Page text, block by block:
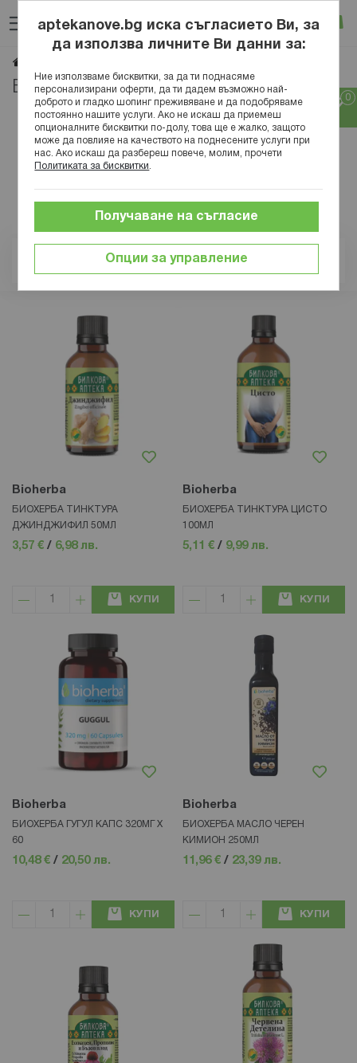
към
съдържанието
Вход
Bioherba
Позиция
Bioherba
БИОХЕРБА ТИНКТУРА
ДЖИНДЖИФИЛ 50МЛ
3,57 € / 6,98 лв.
КУПИ
Bioherba
БИОХЕРБА ТИНКТУРА ЦИСТО
100МЛ
5,11 € / 9,99 лв.
КУПИ
Bioherba
БИОХЕРБА ГУГУЛ КАПС 320МГ Х
60
10,48 € / 20,50 лв.
КУПИ
Bioherba
БИОХЕРБА МАСЛО ЧЕРЕН
КИМИОН 250МЛ
11,96 € / 23,39 лв.
КУПИ
aptekanove.bg иска съгласието Ви, за
да използва личните Ви данни за:
Ние използваме бисквитки, за да ти поднасяме
персонализирани оферти, да ти дадем възможно най-
доброто и гладко шопинг преживяване и да подобряваме
постоянно нашите услуги. Ако не искаш да приемеш
опционалните бисквитки по-долу, това ще е жалко, защото
може да повлияе на качеството на поднесените услуги при
нас. Ако искаш да разбереш повече, молим, прочети
Политиката за бисквитки
Опции за управление
Получаване на съгласие